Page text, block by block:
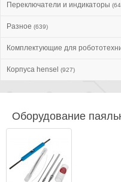
Переключатели и индикаторы
Разное (639)
Комплектующие для
Корпуса hensel (927)
Оборудование